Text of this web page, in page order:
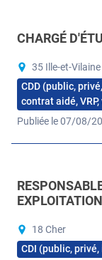
CHARGÉ
35 Ille-et-Vilaine
CDD (public,
contrat aidé,
Publiée le 07/08/
18 Cher
CDI (public,